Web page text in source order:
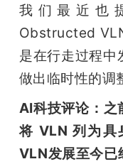
我们最近也
Obstructed
是在行走过程中
做出临时性的调
AI科技评论：之
将 VLN 列为具
VLN发展至今已